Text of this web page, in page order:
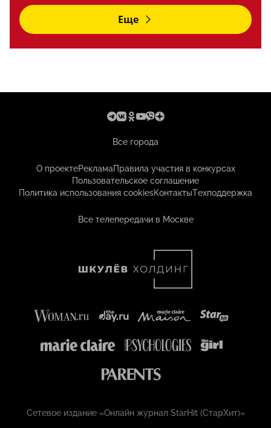
Еще
Все города
О проектеРекламаПравила участия в конкурсах
Пользовательское соглашение
Политика использования cookiesКонтактыТехподдержка
Все телепередачи в Москве
Сетевое издание «Онлайн журнал StarHit (СтарХит)»